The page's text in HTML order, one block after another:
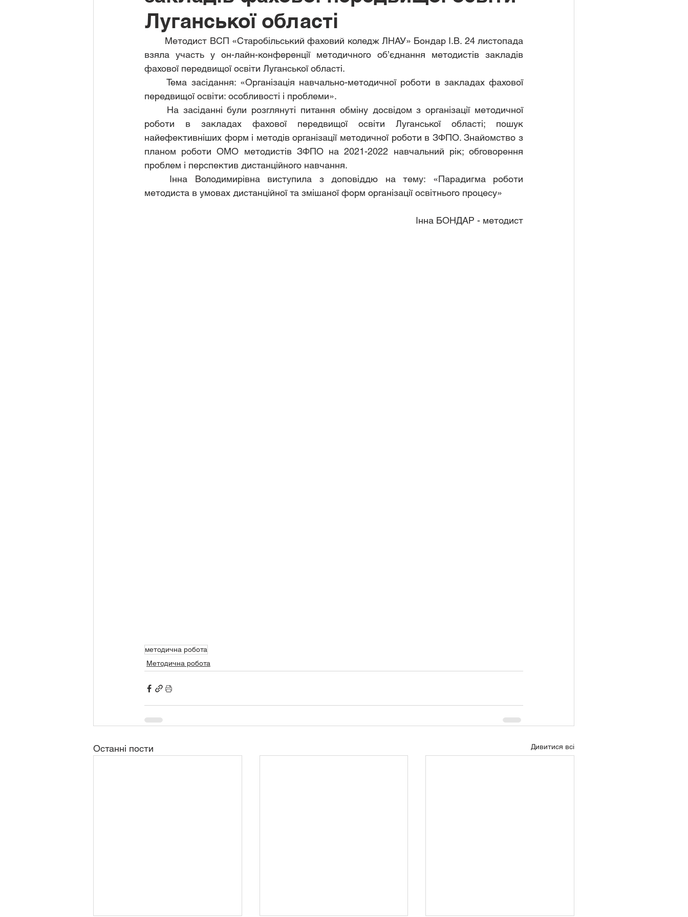
Луганської області
взяла участь у он-лайн-конференції методичного об’єднання методистів закладів
фахової передвищої освіти Луганської області.
	Тема засідання: «Організація навчально-методичної роботи в закладах фахової
передвищої освіти: особливості і проблеми».
роботи в закладах фахової передвищої освіти Луганської області; пошук
найефективніших форм і методів організації методичної роботи в ЗФПО. Знайомство з
планом роботи ОМО методистів ЗФПО на 2021-2022 навчальний рік; обговорення
проблем і перспектив дистанційного навчання.
методиста в умовах дистанційної та змішаної форм організації освітнього процесу»
Інна БОНДАР - методист
методична робота
Методична робота
Останні пости Дивитися всі